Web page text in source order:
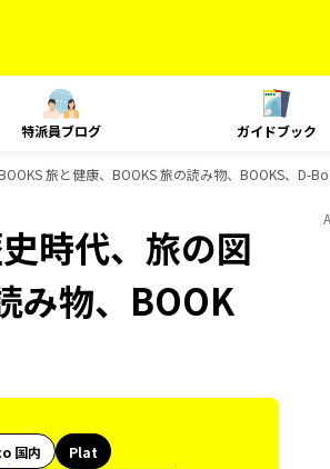
特派員ブログ ガイドブック
旅と健康、BOOKS 旅の読み物、BOOKS、D-
時代、旅の図
み物、BOOK
国内
Plat